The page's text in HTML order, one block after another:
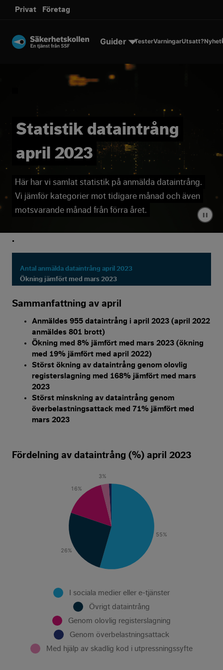
sms.
Privat Företag
Guider TesterVarningarUtsatt?
Statistik dataintrång
april 2023
Här har vi samlat statistik på anmälda dataintrång.
Vi jämför kategorier mot tidigare månad och även
motsvarande månad från förra året.
.
Antal anmälda dataintrång april 2023
Ökning jämfört med mars 2023
Sammanfattning av april
Anmäldes 955 dataintrång i april 2023 (april 2022
anmäldes 801 brott)
Ökning med 8% jämfört med mars 2023 (ökning
med 19% jämfört med april 2022)
Störst ökning av dataintrång genom olovlig
registerslagning med 168% jämfört med mars
2023
Störst minskning av dataintrång genom
överbelastningsattack med 71% jämfört med
mars 2023
Fördelning av dataintrång (%) april 2023
55%
26%
16%
3%
I sociala medier eller e-tjänster
Övrigt dataintrång
Genom olovlig registerslagning
Genom överbelastningsattack
Med hjälp av skadlig kod i utpressningssyfte